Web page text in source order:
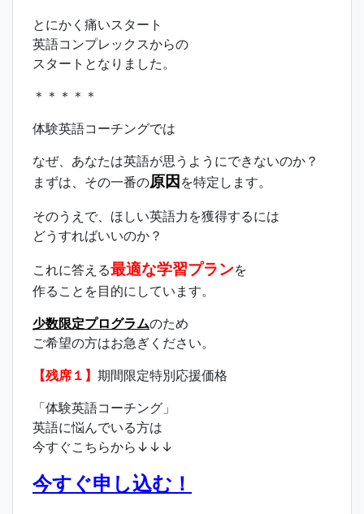
とにかく痛いスタート
英語コンプレックスからの
スタートとなりました。
＊＊＊＊＊
体験英語コーチングでは
なぜ、あなたは英語が思うようにできないのか？
まずは、その一番の原因 を特定します。
そのうえで、ほしい英語力を獲得するには
どうすればいいのか？
これに答える最適な学習プランを
作ることを目的にしています。
少数限定プログラムのため
ご希望の方はお急ぎください。
【残席１】 期間限定特別応援価格
「体験英語コーチング」
英語に悩んでいる方は
今すぐこちらから↓↓↓
今すぐ申し込む！